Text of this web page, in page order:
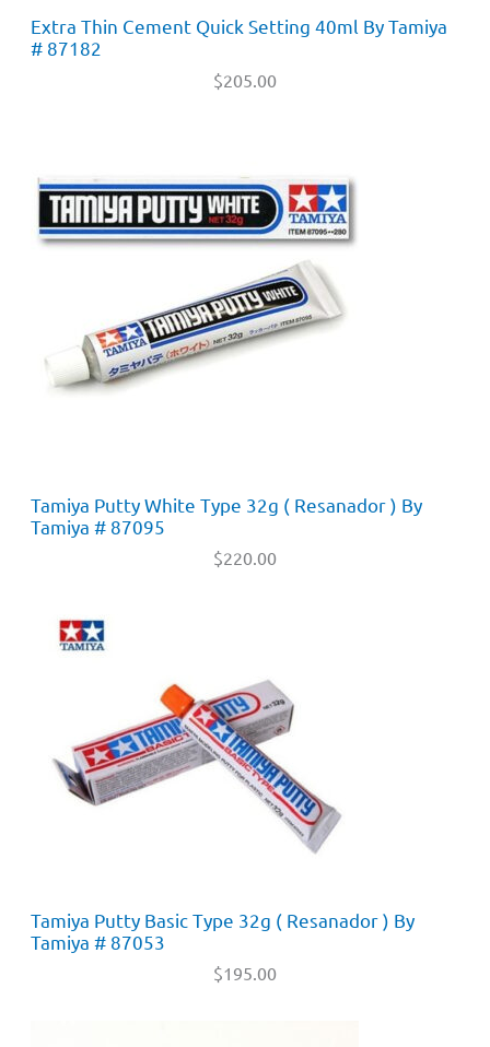
Extra Thin Cement Quick Setting 40ml By Tamiya
# 87182
$205.00
Tamiya Putty White Type 32g ( Resanador ) By
Tamiya # 87095
$220.00
Tamiya Putty Basic Type 32g ( Resanador ) By
Tamiya # 87053
$195.00